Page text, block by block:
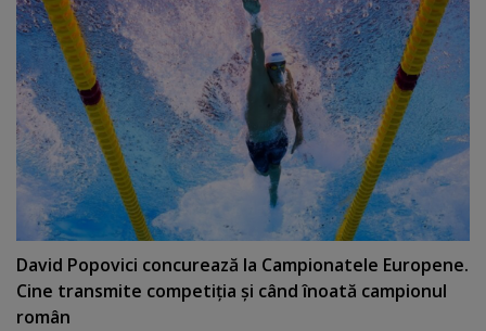
David Popovici concurează la Campionatele Europene.
Cine transmite competiţia şi când înoată campionul
român